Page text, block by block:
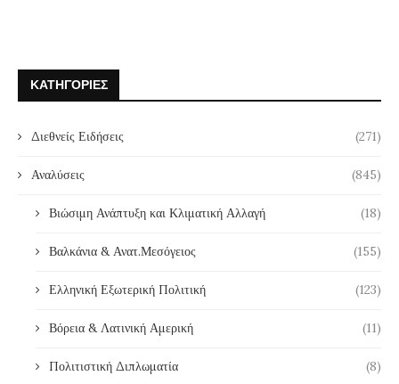
ΚΑΤΗΓΟΡΊΕΣ
Διεθνείς Ειδήσεις (271)
Αναλύσεις (845)
Βιώσιμη Ανάπτυξη και Κλιματική Αλλαγή (18)
Βαλκάνια & Ανατ.Μεσόγειος (155)
Ελληνική Εξωτερική Πολιτική (123)
Βόρεια & Λατινική Αμερική (11)
Πολιτιστική Διπλωματία (8)